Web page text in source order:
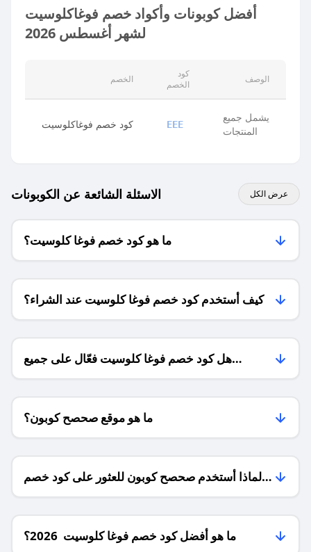
أفضل كوبونات وأكواد خصم فوغاكلوسيت
لشهر أغسطس 2026
الخصم
كود
الخصم
الوصف
كود خصم فوغاكلوسيت EEE
يشمل جميع
المنتجات
الاسئلة الشائعة عن الكوبونات عرض الكل
ما هو كود خصم فوغا كلوسيت؟
كيف أستخدم كود خصم فوغا كلوسيت عند الشراء؟
هل كود خصم فوغا كلوسيت فعّال على جميع
المنتجات؟
ما هو موقع صحصح كوبون؟
لماذا أستخدم صحصح كوبون للعثور على كود خصم
فوغا كلوسيت؟
ما هو أفضل كود خصم فوغا كلوسيت 2026؟